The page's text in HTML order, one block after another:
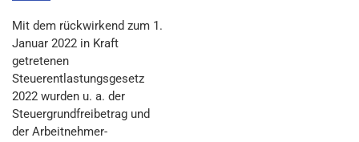
Mit dem rückwirkend zum 1.
Januar 2022 in Kraft
getretenen
Steuerentlastungsgesetz
2022 wurden u. a. der
Steuergrundfreibetrag und
der Arbeitnehmer-